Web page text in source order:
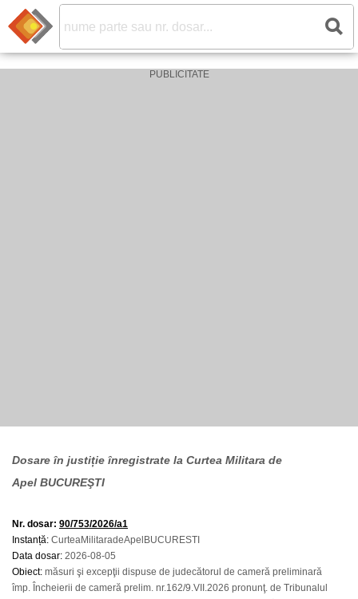
Dosare în justiție înregistrate la Curtea Militara de
Apel BUCUREŞTI
Nr. dosar: 90/753/2026/a1
Instanță: CurteaMilitaradeApelBUCURESTI
Data dosar: 2026-08-05
Obiect: măsuri şi excepţii dispuse de judecătorul de cameră preliminară
împ. Încheierii de cameră prelim. nr.162/9.VII.2026 pronunţ. de Tribunalul